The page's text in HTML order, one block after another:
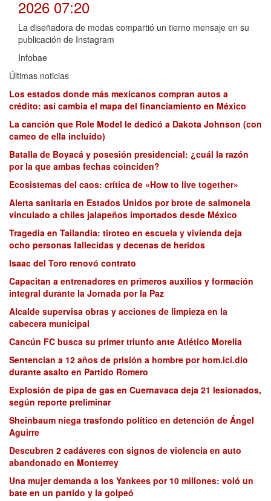
2026 07:20
La diseñadora de modas compartió un tierno mensaje en su
publicación de Instagram
Infobae
Últimas noticias
Los estados donde más mexicanos compran autos a
crédito: así cambia el mapa del financiamiento en México
La canción que Role Model le dedicó a Dakota Johnson (con
cameo de ella incluido)
Batalla de Boyacá y posesión presidencial: ¿cuál la razón
por la que ambas fechas coinciden?
Ecosistemas del caos: crítica de «How to live together»
Alerta sanitaria en Estados Unidos por brote de salmonela
vinculado a chiles jalapeños importados desde México
Tragedia en Tailandia: tiroteo en escuela y vivienda deja
ocho personas fallecidas y decenas de heridos
Isaac del Toro renovó contrato
Capacitan a entrenadores en primeros auxilios y formación
integral durante la Jornada por la Paz
Alcalde supervisa obras y acciones de limpieza en la
cabecera municipal
Cancún FC busca su primer triunfo ante Atlético Morelia
Sentencian a 12 años de prisión a hombre por hom.ici.dio
durante asalto en Partido Romero
Explosión de pipa de gas en Cuernavaca deja 21 lesionados,
según reporte preliminar
Sheinbaum niega trasfondo político en detención de Ángel
Aguirre
Descubren 2 cadáveres con signos de violencia en auto
abandonado en Monterrey
Una mujer demanda a los Yankees por 10 millones: voló un
bate en un partido y la golpeó